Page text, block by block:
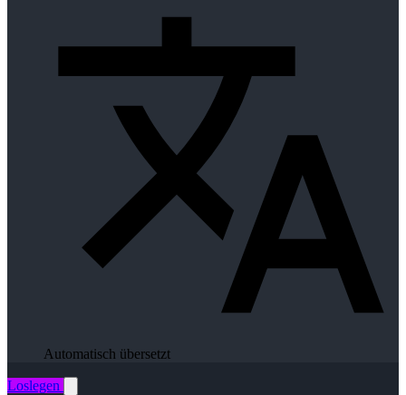
Automatisch übersetzt
Loslegen